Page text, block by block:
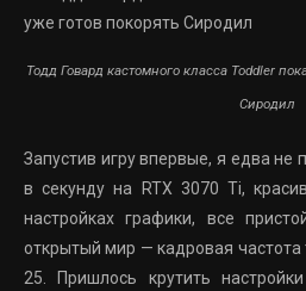
Тодд Говард кастомного класса Toddler
Сиродил
Запустив игру впервые, я едва не
в секунду на RTX 3070 Ti,
настройках графики, все
открытый мир — кадровая частота
25. Пришлось крутить